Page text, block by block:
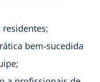
bem-sucedida